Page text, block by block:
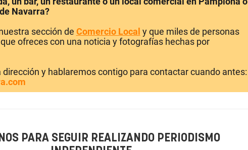
Navarra?
sección de Comercio Local y que miles de personas
ofreces con una noticia y fotografías hechas por
dirección y hablaremos contigo para contactar cuando antes:
PARA SEGUIR REALIZANDO PERIODISMO